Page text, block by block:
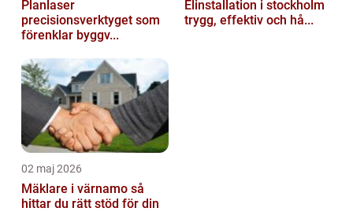
Planlaser
precisionsverktyget som
förenklar byggv...
Elinstallation i stockholm
trygg, effektiv och hå...
02 maj 2026
Mäklare i värnamo så
hittar du rätt stöd för din